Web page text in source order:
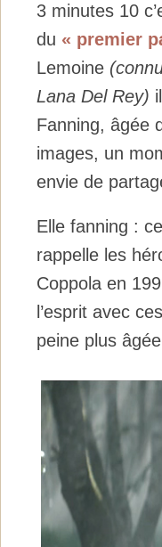
3 minutes 10
du « premier
Lemoine
Lana Del Rey)
Fanning, âgée
images, un
envie de
Elle fanning :
rappelle les
Coppola en
l’esprit avec
peine plus âgée